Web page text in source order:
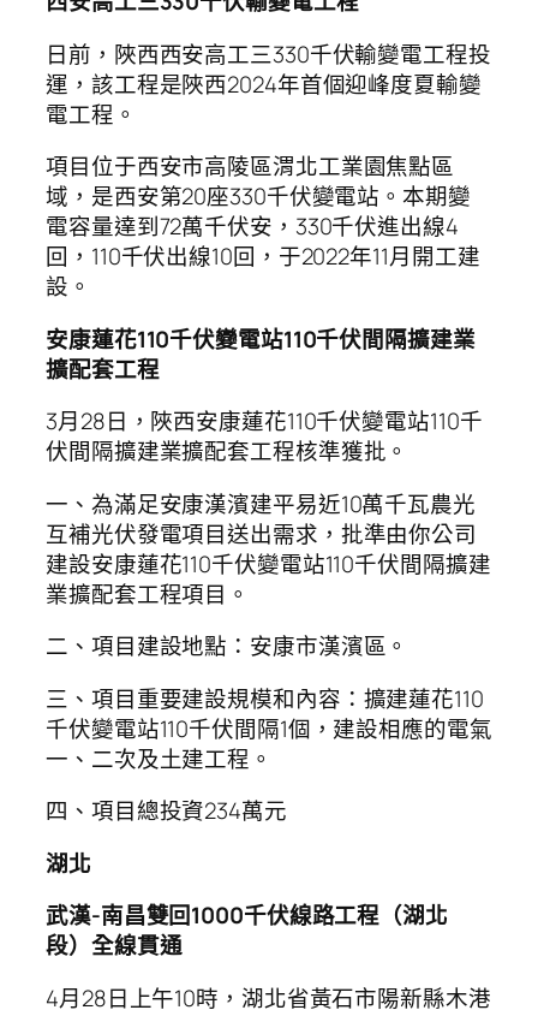
日前，陜西西安高工三330千伏輸變電工程投
運，該工程是陜西2024年首個迎峰度夏輸變
電工程。
項目位于西安市高陵區渭北工業園焦點區
域，是西安第20座330千伏變電站。本期變
電容量達到72萬千伏安，330千伏進出線4
回，110千伏出線10回，于2022年11月開工建
設。
安康蓮花110千伏變電站110千伏間隔擴建業
擴配套工程
3月28日，陜西安康蓮花110千伏變電站110千
伏間隔擴建業擴配套工程核準獲批。
一、為滿足安康漢濱建平易近10萬千瓦農光
互補光伏發電項目送出需求，批準由你公司
建設安康蓮花110千伏變電站110千伏間隔擴建
業擴配套工程項目。
二、項目建設地點：安康市漢濱區。
三、項目重要建設規模和內容：擴建蓮花110
千伏變電站110千伏間隔1個，建設相應的電氣
一、二次及土建工程。
四、項目總投資234萬元
湖北
武漢-南昌雙回1000千伏線路工程（湖北
段）全線貫通
4月28日上午10時，湖北省黃石市陽新縣木港